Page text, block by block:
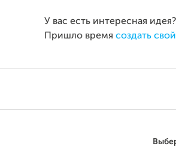
У вас есть интересная идея?
Пришло время создать